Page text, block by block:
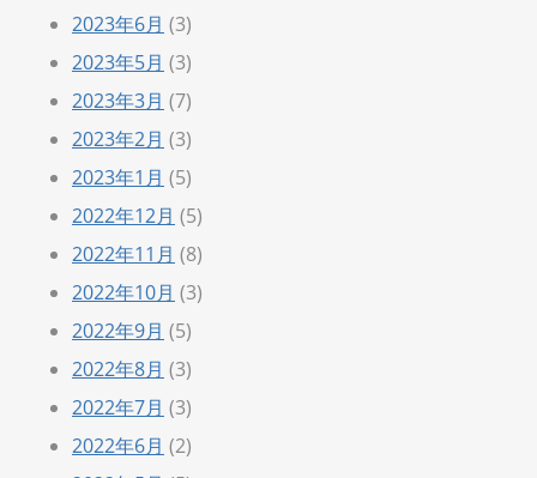
2023年6月 (3)
2023年5月 (3)
2023年3月 (7)
2023年2月 (3)
2023年1月 (5)
2022年12月 (5)
2022年11月 (8)
2022年10月 (3)
2022年9月 (5)
2022年8月 (3)
2022年7月 (3)
2022年6月 (2)